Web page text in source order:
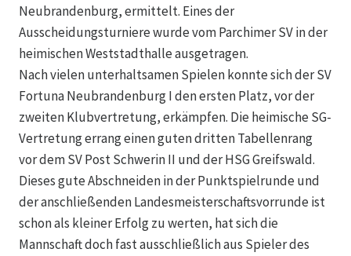
Neubrandenburg, ermittelt. Eines der
Ausscheidungsturniere wurde vom Parchimer SV in der
heimischen Weststadthalle ausgetragen.
Nach vielen unterhaltsamen Spielen konnte sich der SV
Fortuna Neubrandenburg I den ersten Platz, vor der
zweiten Klubvertretung, erkämpfen. Die heimische SG-
Vertretung errang einen guten dritten Tabellenrang
vor dem SV Post Schwerin II und der HSG Greifswald.
Dieses gute Abschneiden in der Punktspielrunde und
der anschließenden Landesmeisterschaftsvorrunde ist
schon als kleiner Erfolg zu werten, hat sich die
Mannschaft doch fast ausschließlich aus Spieler des